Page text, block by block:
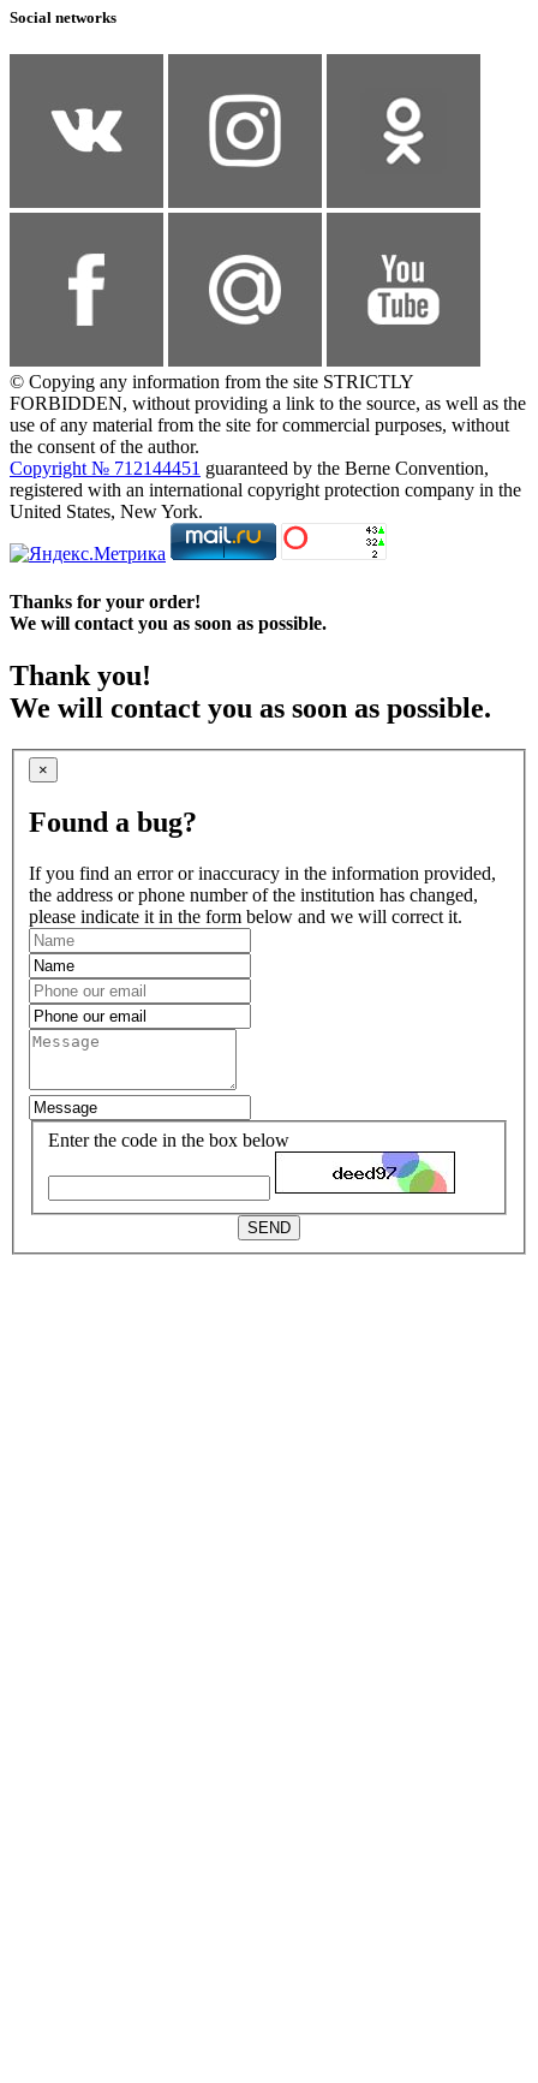
Social networks
© Copying any information from the site STRICTLY
FORBIDDEN, without providing a link to the source, as well as the
use of any material from the site for commercial purposes, without
the consent of the author.
Copyright № 712144451 guaranteed by the Berne Convention,
registered with an international copyright protection company in the
United States, New York.
Thanks for your order!
We will contact you as soon as possible.
Thank you!
We will contact you as soon as possible.
×
Found a bug?
If you find an error or inaccuracy in the information provided,
the address or phone number of the institution has changed,
please indicate it in the form below and we will correct it.
Enter the code in the box below
SEND